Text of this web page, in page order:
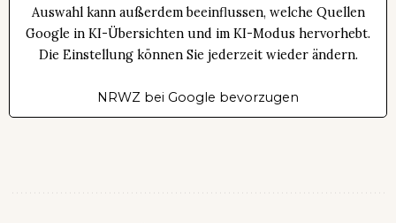
Auswahl kann außerdem beeinflussen, welche Quellen
Google in KI-Übersichten und im KI-Modus hervorhebt.
Die Einstellung können Sie jederzeit wieder ändern.
NRWZ bei Google bevorzugen